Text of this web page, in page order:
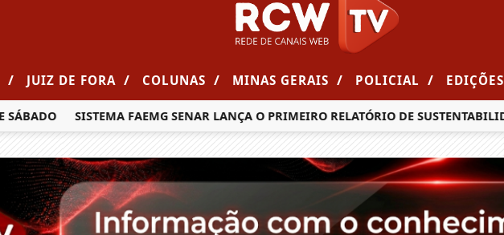
/ JUIZ DE FORA / COLUNAS / MINAS GERAIS / POLICIAL / EDIÇÕES
SISTEMA FAEMG SENAR LANÇA O PRIMEIRO RELATÓRIO DE SUSTENTABILIDADE